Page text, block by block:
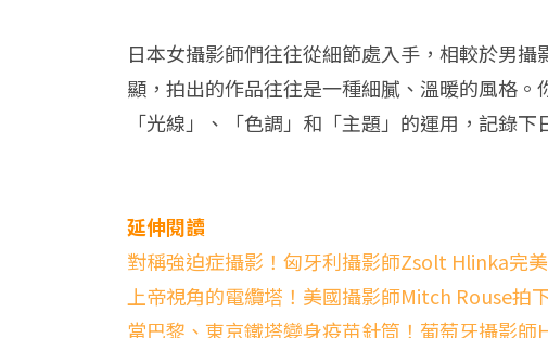
日本女攝影師們往往從細節處入手，相較於男
顯，拍出的作品往往是一種細膩、溫暖的風格
「光線」、「色調」和「主題」的運用，記錄下
延伸閱讀
對稱強迫症攝影！匈牙利攝影師Zsolt Hlinka完
上帝視角的電纜塔！美國攝影師Mitch Rouse拍
當巴黎、東京鐵塔變身疫苗針筒！葡萄牙攝影師